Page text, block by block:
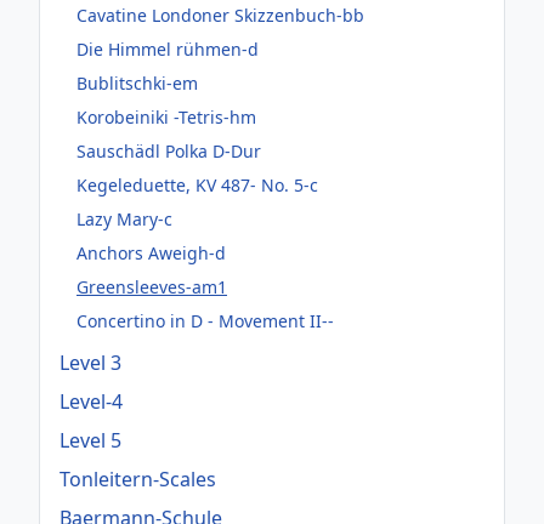
Cavatine Londoner Skizzenbuch-bb
Die Himmel rühmen-d
Bublitschki-em
Korobeiniki -Tetris-hm
Sauschädl Polka D-Dur
Kegeleduette, KV 487- No. 5-c
Lazy Mary-c
Anchors Aweigh-d
Greensleeves-am1
Concertino in D - Movement II--
Level 3
Level-4
Level 5
Tonleitern-Scales
Baermann-Schule